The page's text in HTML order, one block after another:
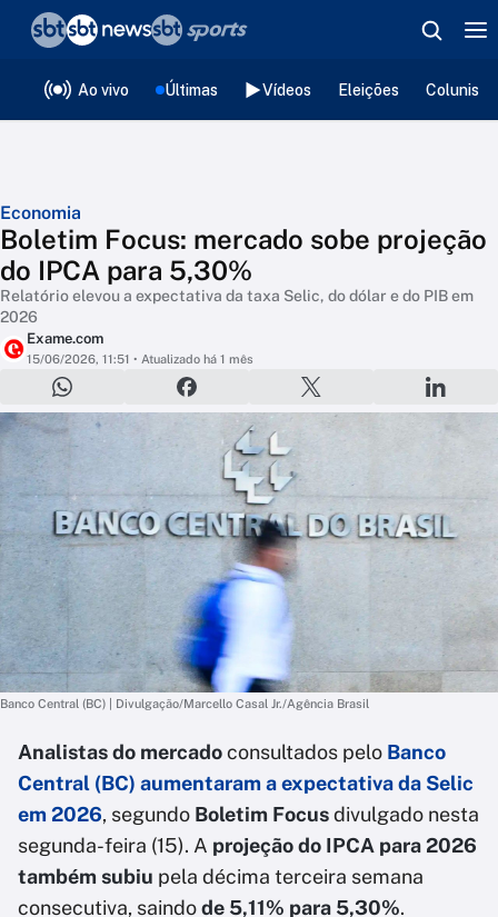
Ao vivo Últimas Vídeos Eleições
Economia
Boletim Focus: mercado sobe projeção
do IPCA para 5,30%
Relatório elevou a expectativa da taxa Selic, do dólar e do PIB em
2026
Exame.com
15/06/2026, 11:51 • Atualizado há 1 mês
Banco Central (BC) | Divulgação/Marcello Casal Jr./Agência Brasil
Analistas do mercadoconsultados pelo Banco
Central (BC) aumentaram a expectativa da Selic
em 2026, segundo Boletim Focusdivulgado nesta
segunda-feira (15). A projeção do IPCA para 2026
também subiu pela décima terceira semana
consecutiva, saindode 5,11% para 5,30%.
❮voltar
Editorias